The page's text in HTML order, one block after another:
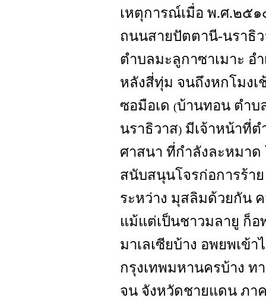
เหตุการณ์เมื่อ พ.ศ.๒๕
ถนนสายปัตตานี-นราธิ
ตำบลมะลูกาซาเมาะ อ
หลังสี่ทุ่ม จนถึงหกโมง
ซอมือเด (บ้านทอน ตำบ
นราธิวาส)มีเจ้าหน้าที่ต
ศาสนา ที่กำลังละหมา
สนับสนุนโจรก่อการร้า
ระหว่าง มุสลิมด้วยกัน
แม้แต่เป็นชาวมลายู ก็อ
มาเลเซียบ้าง อพยพเข้
กรุงเทพมหานครบ้าง ท
จน จังหวัดชายแดน ภาค